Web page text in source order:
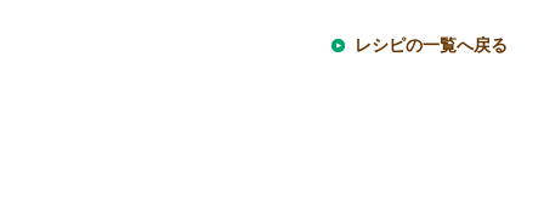
レシピの一覧へ戻る